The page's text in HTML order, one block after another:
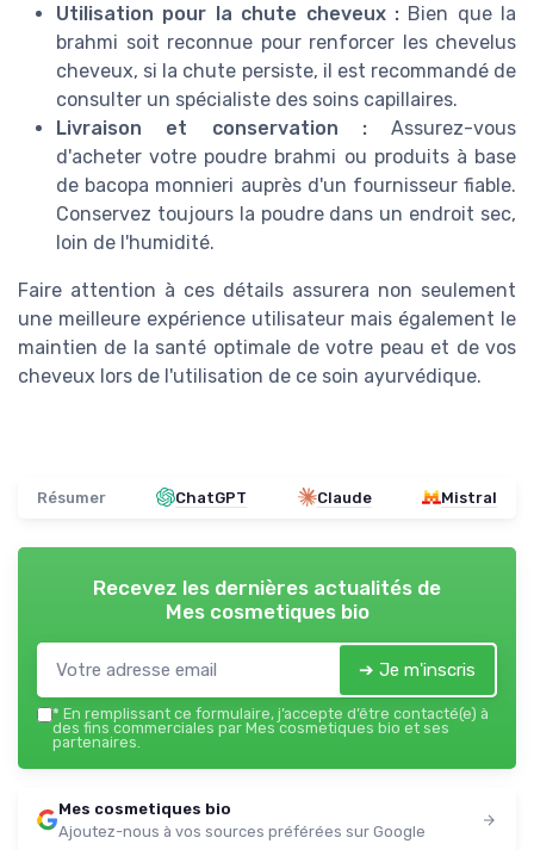
Utilisation pour la chute cheveux :Bien que la
brahmi soit reconnue pour renforcer les chevelus
cheveux, si la chute persiste, il est recommandé de
consulter un spécialiste des soins capillaires.
Livraison et conservation :Assurez-vous
d'acheter votre poudre brahmi ou produits à base
de bacopa monnieri auprès d'un fournisseur fiable.
Conservez toujours la poudre dans un endroit sec,
loin de l'humidité.
Faire attention à ces détails assurera non seulement
une meilleure expérience utilisateur mais également le
maintien de la santé optimale de votre peau et de vos
cheveux lors de l'utilisation de ce soin ayurvédique.
Résumer ChatGPT Claude Mistral
Recevez les dernières actualités de
Mes cosmetiques bio
➔ Je m'inscris
* En remplissant ce formulaire, j’accepte d’être contacté(e) à
des fins commerciales par Mes cosmetiques bio et ses
partenaires.
Mes cosmetiques bio
Ajoutez-nous à vos sources préférées sur Google